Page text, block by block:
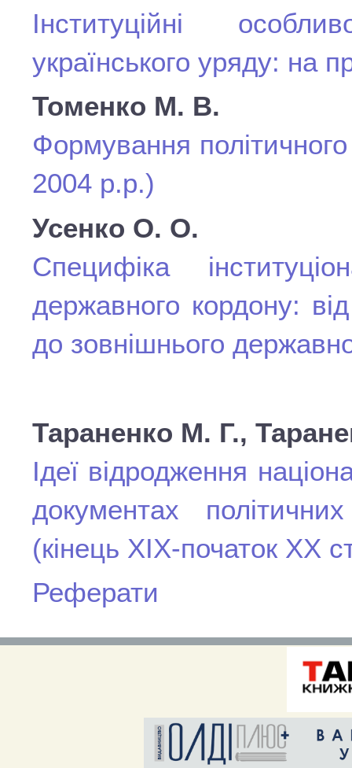
Інституційні
українського уряду: на
Томенко М. В.
Формування
2004 р.р.)
Усенко О. О.
Специфіка
державного кордону:
до зовнішнього
Тараненко М. Г.,
Ідеї відродження
документах
(кінець ХІХ-початок ХХ
Реферати